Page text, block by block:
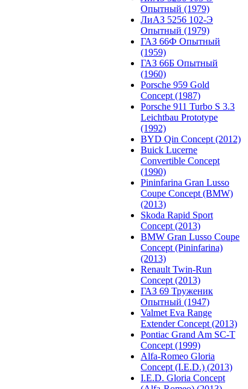
Опытный (1979)
ЛиАЗ 5256 102-Э
Опытный (1979)
ГАЗ 66Ф Опытный
(1959)
ГАЗ 66Б Опытный
(1960)
Porsche 959 Gold
Concept (1987)
Porsche 911 Turbo S 3.3
Leichtbau Prototype
(1992)
BYD Qin Concept (2012)
Buick Lucerne
Convertible Concept
(1990)
Pininfarina Gran Lusso
Coupe Concept (BMW)
(2013)
Skoda Rapid Sport
Concept (2013)
BMW Gran Lusso Coupe
Concept (Pininfarina)
(2013)
Renault Twin-Run
Concept (2013)
ГАЗ 69 Труженик
Опытный (1947)
Valmet Eva Range
Extender Concept (2013)
Pontiac Grand Am SC-T
Concept (1999)
Alfa-Romeo Gloria
Concept (I.E.D.) (2013)
I.E.D. Gloria Concept